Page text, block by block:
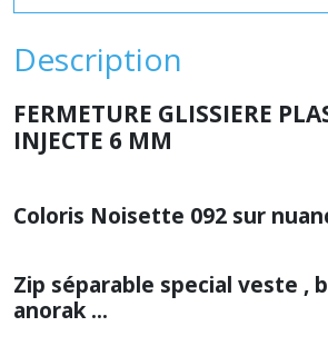
Description
FERMETURE GLISSIERE
INJECTE 6 MM
Coloris Noisette 092 sur
Zip séparable special veste ,
anorak ...